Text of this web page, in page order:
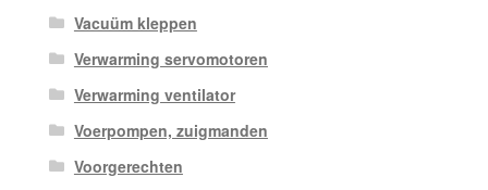
Vacuüm kleppen
Verwarming servomotoren
Verwarming ventilator
Voerpompen, zuigmanden
Voorgerechten